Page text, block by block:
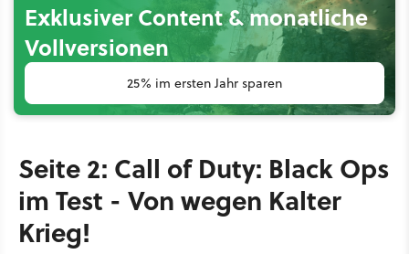
Exklusiver Content & monatliche
Vollversionen
25% im ersten Jahr sparen
Seite 2: Call of Duty: Black Ops
im Test - Von wegen Kalter
Krieg!